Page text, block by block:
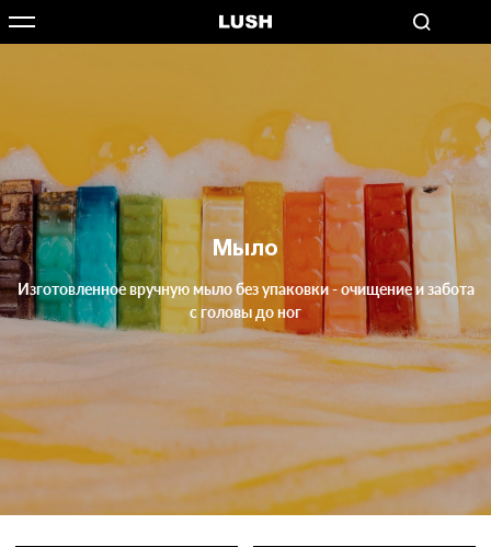
Мыло
Изготовленное вручную мыло без упаковки - очищение и забота
с головы до ног